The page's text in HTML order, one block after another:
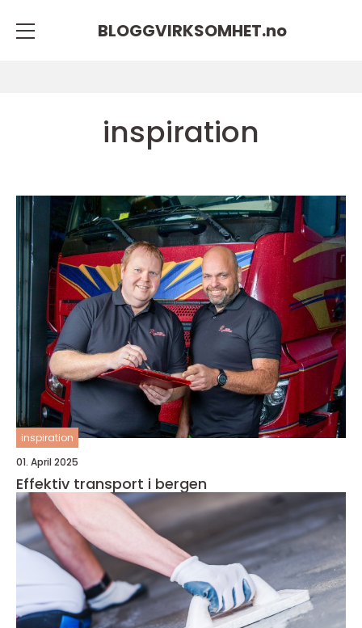
BLOGGVIRKSOMHET.no
inspiration
inspiration
01. April 2025
Effektiv transport i bergen